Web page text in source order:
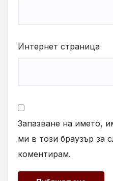
Интернет страница
Запазване на името,
ми в този браузър за
коментирам.